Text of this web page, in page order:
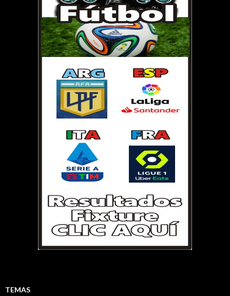
TEMAS